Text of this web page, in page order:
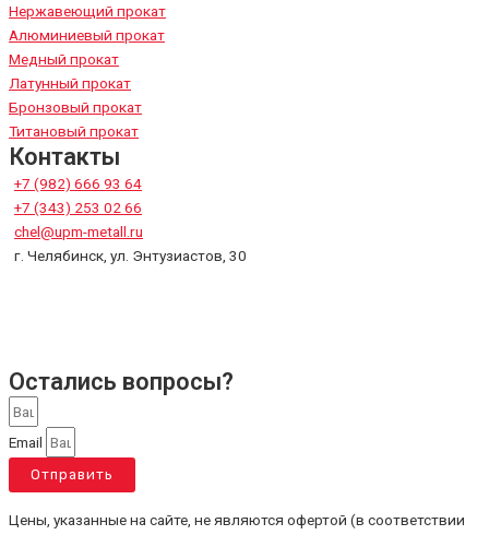
Нержавеющий прокат
Алюминиевый прокат
Медный прокат
Латунный прокат
Бронзовый прокат
Титановый прокат
Контакты
+7 (982) 666 93 64
+7 (343) 253 02 66
chel@upm-metall.ru
г. Челябинск, ул. Энтузиастов, 30
Остались вопросы?
Email
Отправить
Цены, указанные на сайте, не являются офертой (в соответствии